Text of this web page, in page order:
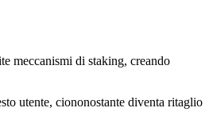
meccanismi di staking, creando
utente, ciononostante diventa ritaglio